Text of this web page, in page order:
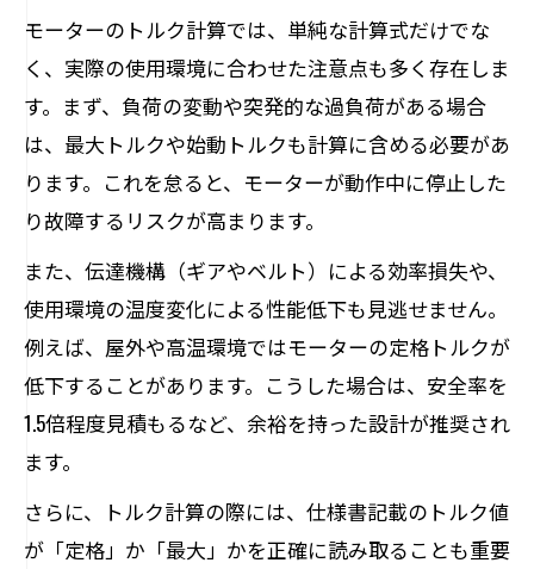
モーターのトルク計算では、単純な計算式だけでな
く、実際の使用環境に合わせた注意点も多く存在しま
す。まず、負荷の変動や突発的な過負荷がある場合
は、最大トルクや始動トルクも計算に含める必要があ
ります。これを怠ると、モーターが動作中に停止した
り故障するリスクが高まります。
また、伝達機構（ギアやベルト）による効率損失や、
使用環境の温度変化による性能低下も見逃せません。
例えば、屋外や高温環境ではモーターの定格トルクが
低下することがあります。こうした場合は、安全率を
1.5倍程度見積もるなど、余裕を持った設計が推奨され
ます。
さらに、トルク計算の際には、仕様書記載のトルク値
が「定格」か「最大」かを正確に読み取ることも重要